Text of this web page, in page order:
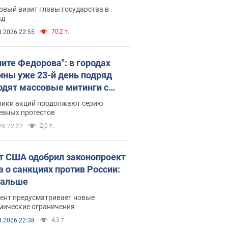
визит главы государства в
22:55 70,2 т.
Федорова": в городах
уже 23-й день подряд
массовые митинги с
Фото и видео
акций продолжают серию
протестов
22:22 2,0 т.
США одобрил законопроект
о санкциях против России:
предусматривает новые
ограничения
22:38 4,3 т.